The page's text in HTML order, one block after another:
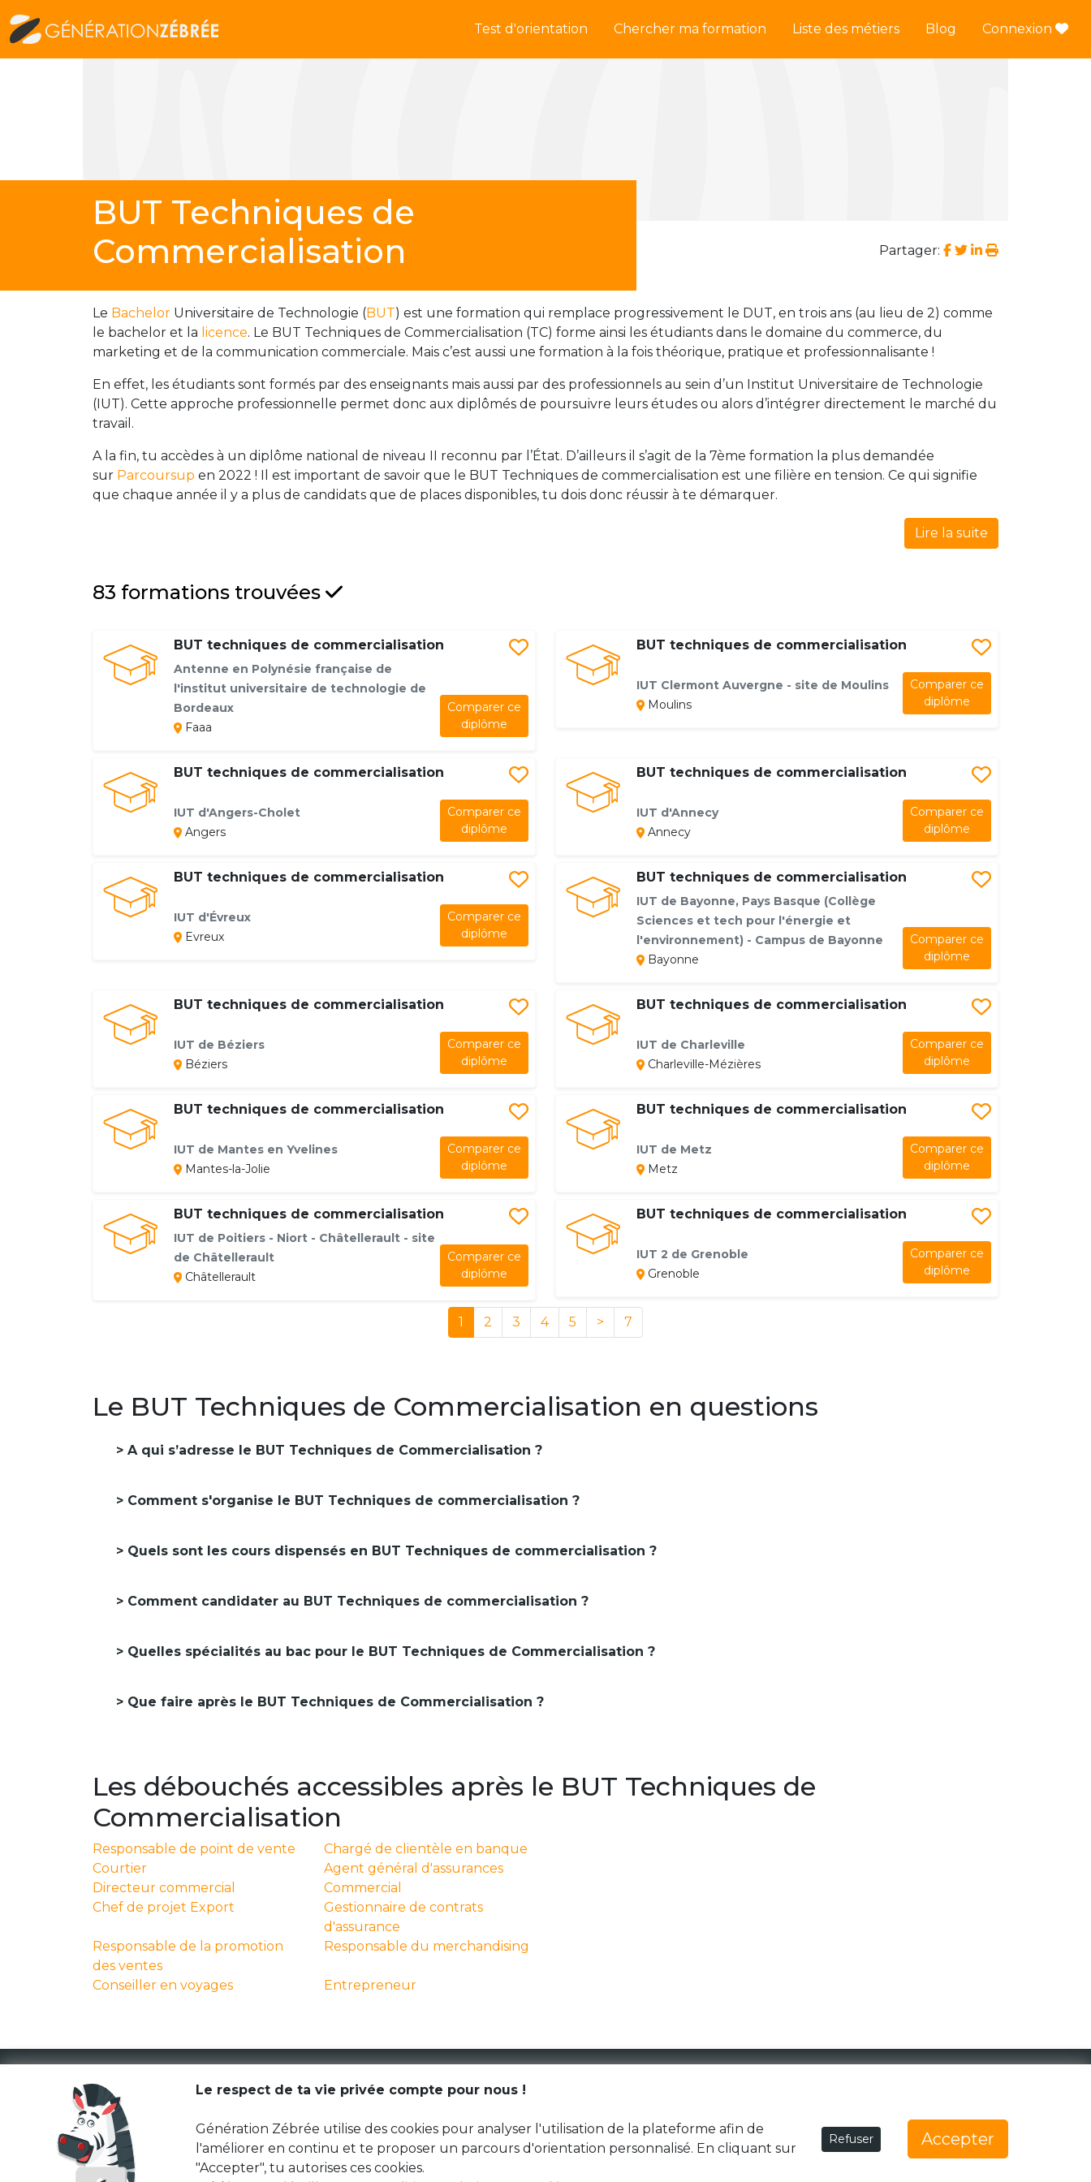
Test d'orientation Chercher ma formation Liste des métiers Blog Connexion
BUT Techniques de
Commercialisation
Partager:
Le Bachelor Universitaire de Technologie (BUT) est une formation qui remplace progressivement le DUT, en trois ans (au lieu de 2) comme
le bachelor et la licence. Le BUT Techniques de Commercialisation (TC) forme ainsi les étudiants dans le domaine du commerce, du
marketing et de la communication commerciale. Mais c’est aussi une formation à la fois théorique, pratique et professionnalisante !
En effet, les étudiants sont formés par des enseignants mais aussi par des professionnels au sein d’un Institut Universitaire de Technologie
(IUT). Cette approche professionnelle permet donc aux diplômés de poursuivre leurs études ou alors d’intégrer directement le marché du
travail.
A la fin, tu accèdes à un diplôme national de niveau II reconnu par l’État. D’ailleurs il s’agit de la 7ème formation la plus demandée
sur Parcoursup en 2022 ! Il est important de savoir que le BUT Techniques de commercialisation est une filière en tension. Ce qui signifie
que chaque année il y a plus de candidats que de places disponibles, tu dois donc réussir à te démarquer.
Lire la suite
83 formations trouvées
BUT techniques de commercialisation
Antenne en Polynésie française de
l'institut universitaire de technologie de
Bordeaux
Faaa
Comparer ce
diplôme
BUT techniques de commercialisation
IUT Clermont Auvergne - site de Moulins
Moulins
Comparer ce
diplôme
BUT techniques de commercialisation
IUT d'Angers-Cholet
Angers
Comparer ce
diplôme
BUT techniques de commercialisation
IUT d'Annecy
Annecy
Comparer ce
diplôme
BUT techniques de commercialisation
IUT d'Évreux
Evreux
Comparer ce
diplôme
BUT techniques de commercialisation
IUT de Bayonne, Pays Basque (Collège
Sciences et tech pour l'énergie et
l'environnement) - Campus de Bayonne
Bayonne
Comparer ce
diplôme
BUT techniques de commercialisation
IUT de Béziers
Béziers
Comparer ce
diplôme
BUT techniques de commercialisation
IUT de Charleville
Charleville-Mézières
Comparer ce
diplôme
BUT techniques de commercialisation
IUT de Mantes en Yvelines
Mantes-la-Jolie
Comparer ce
diplôme
BUT techniques de commercialisation
IUT de Metz
Metz
Comparer ce
diplôme
BUT techniques de commercialisation
IUT de Poitiers - Niort - Châtellerault - site
de Châtellerault
Châtellerault
Comparer ce
diplôme
BUT techniques de commercialisation
IUT 2 de Grenoble
Grenoble
Comparer ce
diplôme
1 2 3 4 5 > 7
Le BUT Techniques de Commercialisation en questions
A qui s’adresse le BUT Techniques de Commercialisation ?
Comment s'organise le BUT Techniques de commercialisation ?
Quels sont les cours dispensés en BUT Techniques de commercialisation ?
Comment candidater au BUT Techniques de commercialisation ?
Quelles spécialités au bac pour le BUT Techniques de Commercialisation ?
Que faire après le BUT Techniques de Commercialisation ?
Les débouchés accessibles après le BUT Techniques de
Commercialisation
Responsable de point de vente
Chargé de clientèle en banque
Courtier
Agent général d'assurances
Directeur commercial
Commercial
Chef de projet Export
Gestionnaire de contrats
d'assurance
Responsable de la promotion
des ventes
Responsable du merchandising
Conseiller en voyages Entrepreneur
team@generationzebree.fr
Le respect de ta vie privée compte pour nous !
Génération Zébrée utilise des cookies pour analyser l'utilisation de la plateforme afin de
l'améliorer en continu et te proposer un parcours d'orientation personnalisé. En cliquant sur
"Accepter", tu autorises ces cookies.
Refuser Accepter